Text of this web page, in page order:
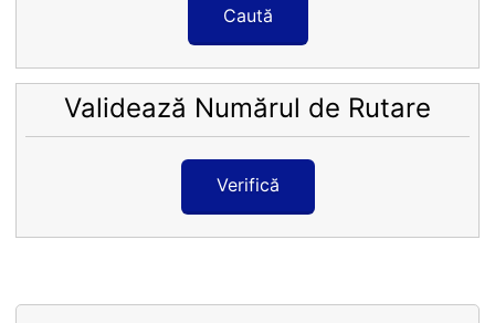
Caută
Validează Numărul de Rutare
Verifică